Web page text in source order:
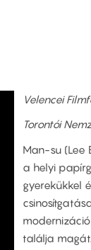
Velencei
Torontói
Man-su (Lee
a helyi
gyerekükkel
találja